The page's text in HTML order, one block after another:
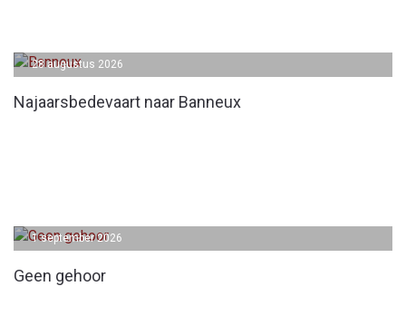
Najaarsbedevaart naar Banneux
28 augustus 2026
Geen gehoor
1 september 2026